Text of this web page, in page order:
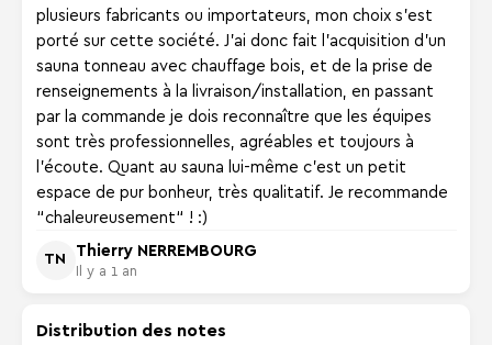
plusieurs fabricants ou importateurs, mon choix s'est
porté sur cette société. J'ai donc fait l'acquisition d'un
sauna tonneau avec chauffage bois, et de la prise de
renseignements à la livraison/installation, en passant
par la commande je dois reconnaître que les équipes
sont très professionnelles, agréables et toujours à
l'écoute. Quant au sauna lui-même c'est un petit
espace de pur bonheur, très qualitatif. Je recommande
“chaleureusement“ ! :)
TN
Thierry NERREMBOURG
Il y a 1 an
Distribution des notes